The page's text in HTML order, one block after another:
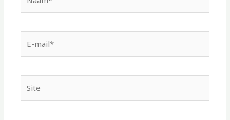
mail*